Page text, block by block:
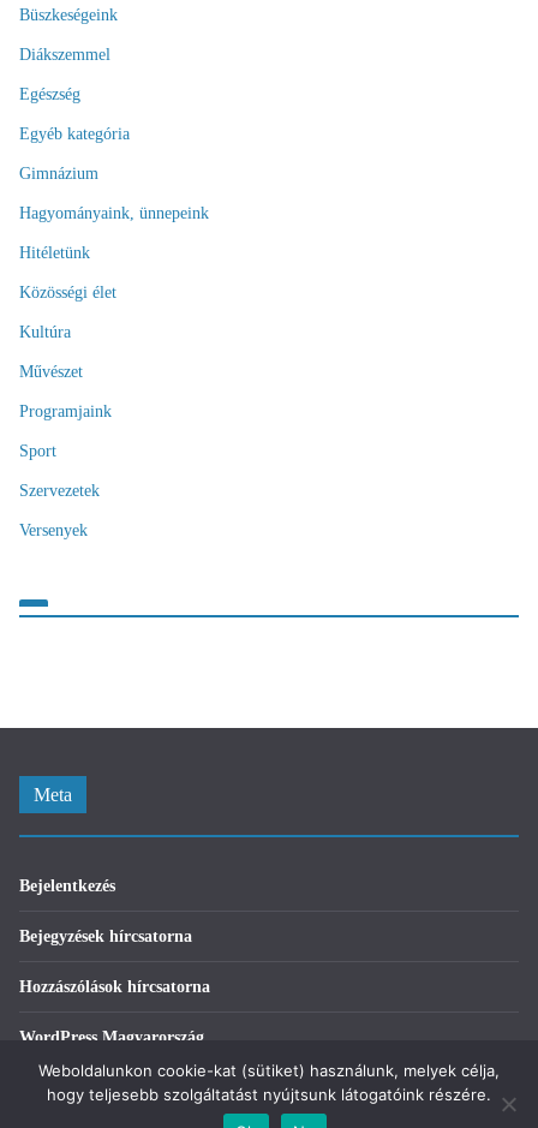
Büszkeségeink
Diákszemmel
Egészség
Egyéb kategória
Gimnázium
Hagyományaink, ünnepeink
Hitéletünk
Közösségi élet
Kultúra
Művészet
Programjaink
Sport
Szervezetek
Versenyek
Meta
Bejelentkezés
Bejegyzések hírcsatorna
Hozzászólások hírcsatorna
WordPress Magyarország
Weboldalunkon cookie-kat (sütiket) használunk, melyek célja,
hogy teljesebb szolgáltatást nyújtsunk látogatóink részére.